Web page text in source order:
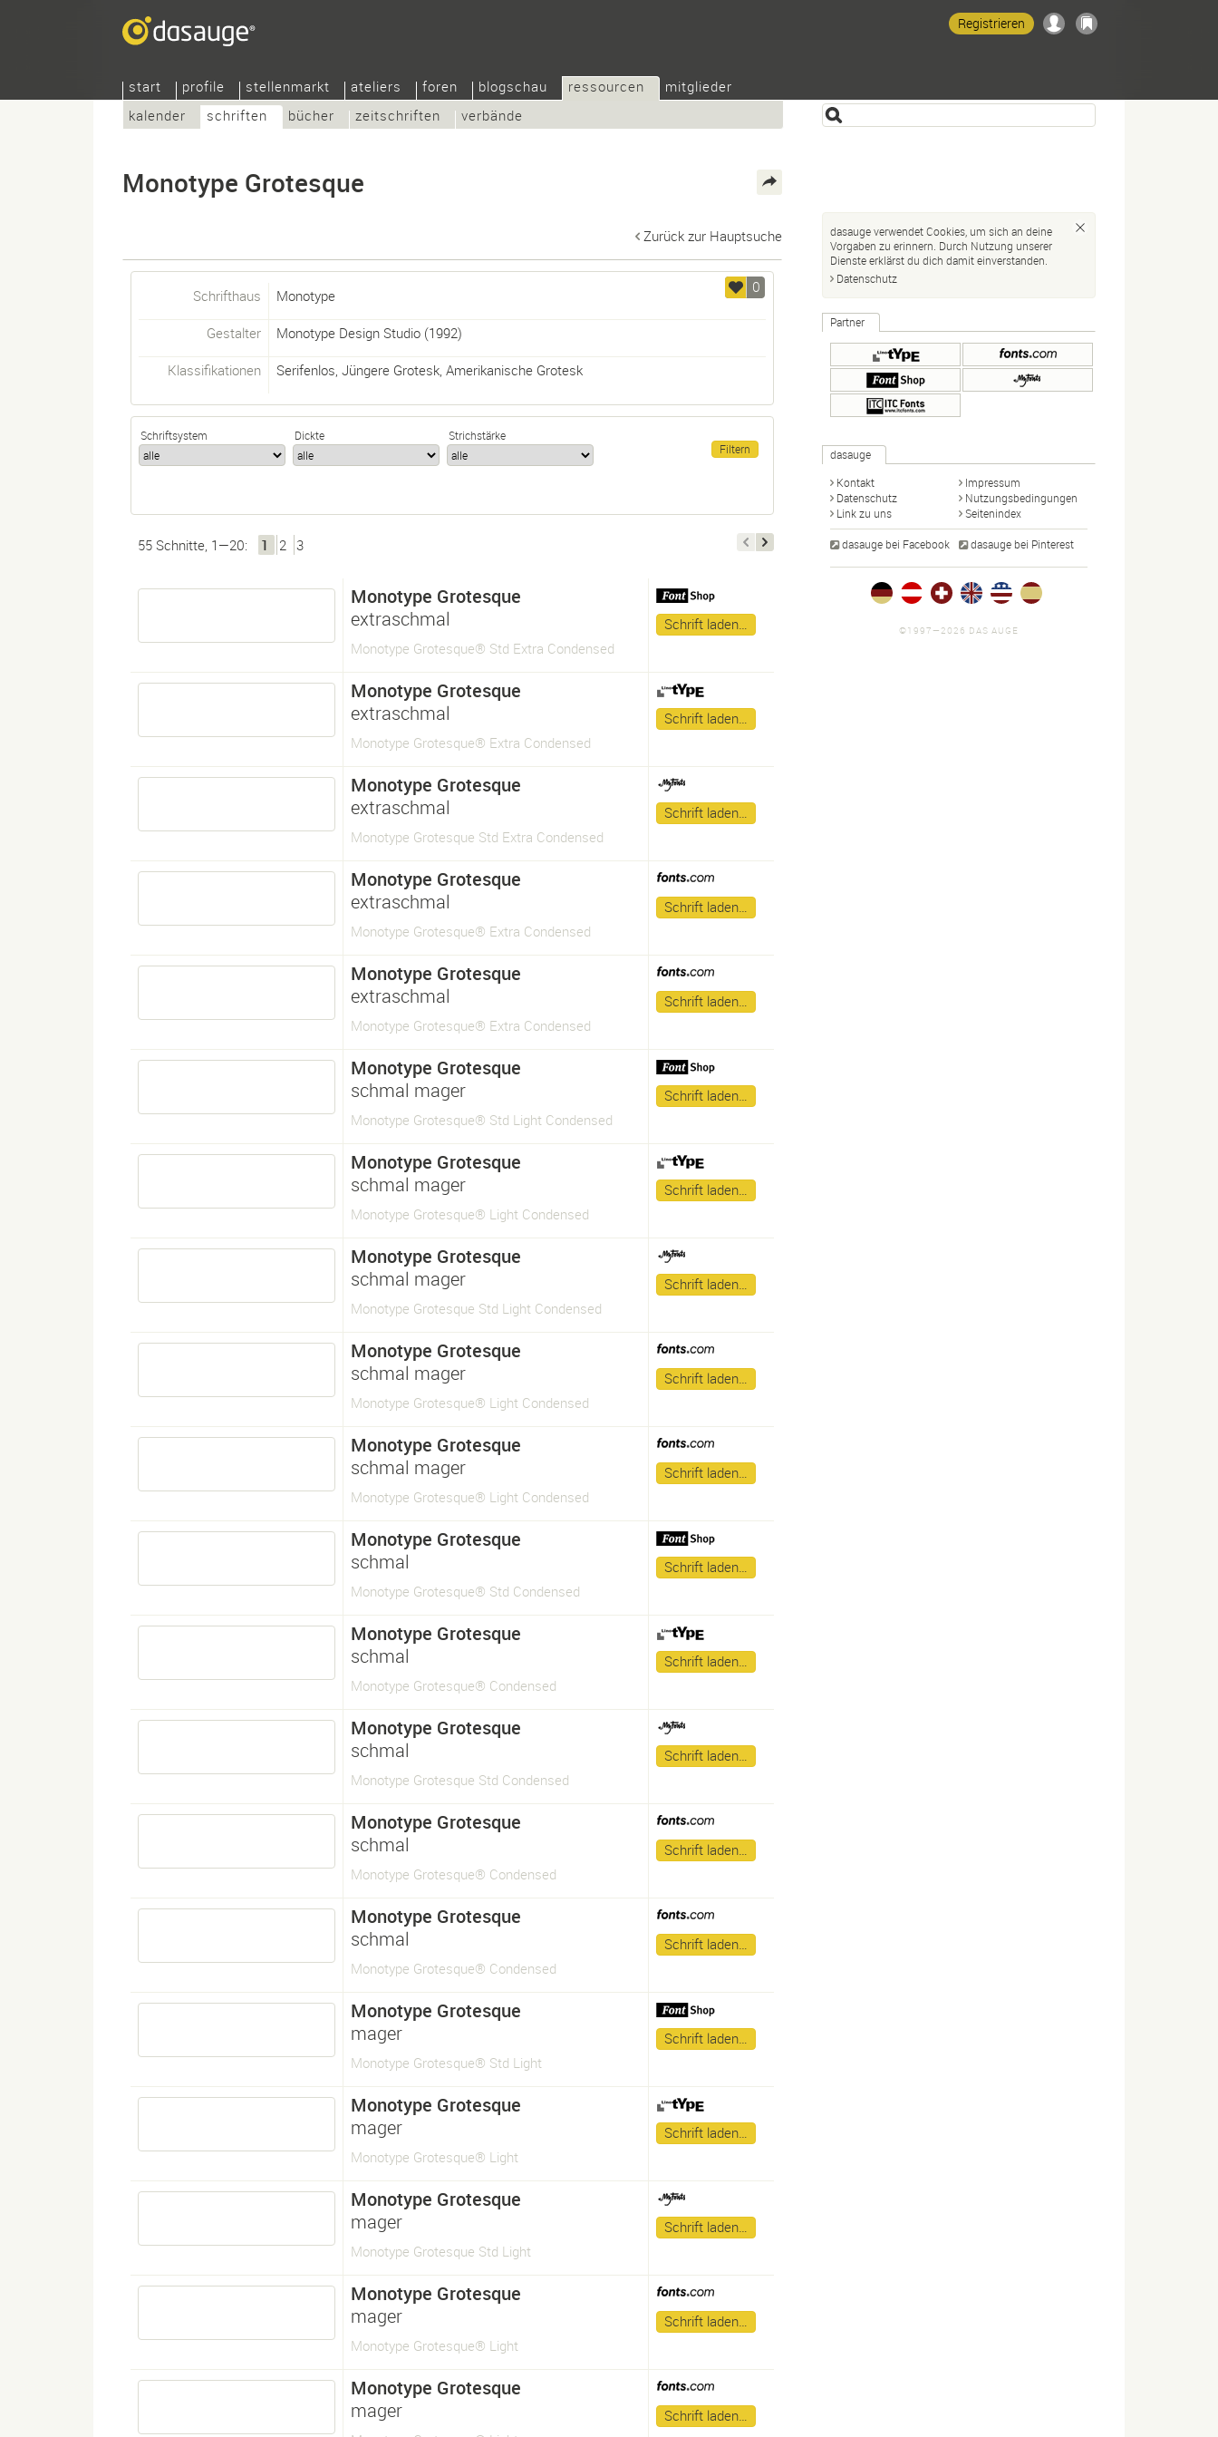
start profile stellenmarkt ateliers foren blogschau
ressourcen
kalender
schriften bücher zeitschriften verbände
mitglieder
Registrieren
Monotype Grotesque
Zurück zur Hauptsuche
0
Schrifthaus Monotype
Gestalter Monotype Design Studio(1992)
Klassifikationen Serifenlos, Jüngere Grotesk, Amerikanische Grotesk
Schriftsystem Dickte Strichstärke
55 Schnitte, 1—20: 1 2 3
Monotype Grotesque
extraschmal
Monotype Grotesque® Std Extra Condensed
Schrift laden…
Monotype Grotesque
extraschmal
Monotype Grotesque® Extra Condensed
Schrift laden…
Monotype Grotesque
extraschmal
Monotype Grotesque Std Extra Condensed
Schrift laden…
Monotype Grotesque
extraschmal
Monotype Grotesque® Extra Condensed
Schrift laden…
Monotype Grotesque
extraschmal
Monotype Grotesque® Extra Condensed
Schrift laden…
Monotype Grotesque
schmal mager
Monotype Grotesque® Std Light Condensed
Schrift laden…
Monotype Grotesque
schmal mager
Monotype Grotesque® Light Condensed
Schrift laden…
Monotype Grotesque
schmal mager
Monotype Grotesque Std Light Condensed
Schrift laden…
Monotype Grotesque
schmal mager
Monotype Grotesque® Light Condensed
Schrift laden…
Monotype Grotesque
schmal mager
Monotype Grotesque® Light Condensed
Schrift laden…
Monotype Grotesque
schmal
Monotype Grotesque® Std Condensed
Schrift laden…
Monotype Grotesque
schmal
Monotype Grotesque® Condensed
Schrift laden…
Monotype Grotesque
schmal
Monotype Grotesque Std Condensed
Schrift laden…
Monotype Grotesque
schmal
Monotype Grotesque® Condensed
Schrift laden…
Monotype Grotesque
schmal
Monotype Grotesque® Condensed
Schrift laden…
Monotype Grotesque
mager
Monotype Grotesque® Std Light
Schrift laden…
Monotype Grotesque
mager
Monotype Grotesque® Light
Schrift laden…
Monotype Grotesque
mager
Monotype Grotesque Std Light
Schrift laden…
Monotype Grotesque
mager
Monotype Grotesque® Light
Schrift laden…
Monotype Grotesque
mager
Schrift laden…
dasauge verwendet Cookies, um sich an deine
Vorgaben zu erinnern. Durch Nutzung unserer
Dienste erklärst du dich damit einverstanden.
Datenschutz
Partner
dasauge
Kontakt
Impressum
Datenschutz
Nutzungsbedingungen
Link zu uns
Seitenindex
dasauge bei Facebook dasauge bei Pinterest
©1997—2026 DAS AUGE